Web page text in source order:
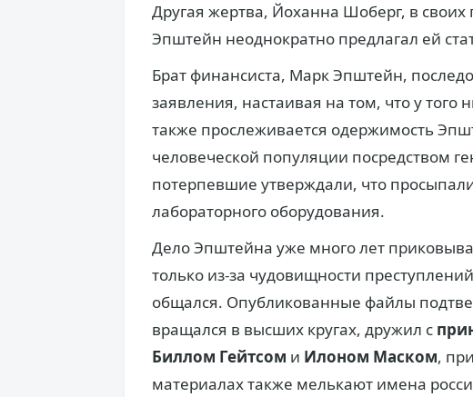
Другая жертва, Йоханна Шоберг, в своих
Эпштейн неоднократно предлагал ей
Брат финансиста, Марк Эпштейн,
заявления, настаивая на том, что у того
также прослеживается одержимость
человеческой популяции посредством
потерпевшие утверждали, что
лабораторного оборудования.
Дело Эпштейна уже много лет
только из-за чудовищности
общался. Опубликованные файлы
вращался в высших кругах, дружил с
Биллом Гейтсом и Илоном Маском,
материалах также мелькают имена